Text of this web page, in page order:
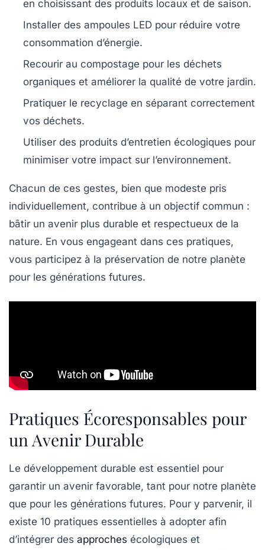
en choisissant des produits locaux et de saison.
Installer des ampoules LED pour réduire votre
consommation d’énergie.
Recourir au compostage pour les déchets
organiques et améliorer la qualité de votre jardin.
Pratiquer le recyclage en séparant correctement
vos déchets.
Utiliser des produits d’entretien écologiques pour
minimiser votre impact sur l’environnement.
Chacun de ces gestes, bien que modeste pris
individuellement, contribue à un objectif commun :
bâtir un avenir plus durable et respectueux de la
nature. En vous engageant dans ces pratiques,
vous participez à la préservation de notre planète
pour les générations futures.
Pratiques Écoresponsables pour
un Avenir Durable
Le développement durable est essentiel pour
garantir un avenir favorable, tant pour notre planète
que pour les générations futures. Pour y parvenir, il
existe 10 pratiques essentielles à adopter afin
d’intégrer des approches écologiques et